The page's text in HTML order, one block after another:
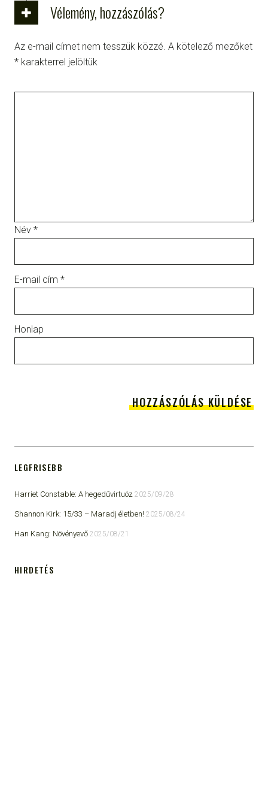
Vélemény, hozzászólás?
Az e-mail címet nem tesszük közzé. A kötelező mezőket
* karakterrel jelöltük
Név *
E-mail cím *
Honlap
LEGFRISEBB
Harriet Constable: A hegedűvirtuóz 2025/09/28
Shannon Kirk: 15/33 ​– Maradj életben! 2025/08/24
Han Kang: Növényevő 2025/08/21
HIRDETÉS